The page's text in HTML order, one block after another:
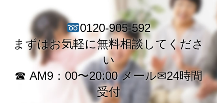
0120-905-592
まずはお気軽に無料相談してくださ
い
☎︎ AM9：00〜20:00 メール✉︎24時間
受付